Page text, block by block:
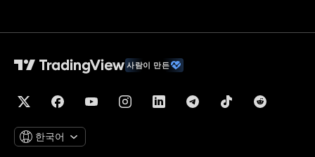
사람이 만든
한국어